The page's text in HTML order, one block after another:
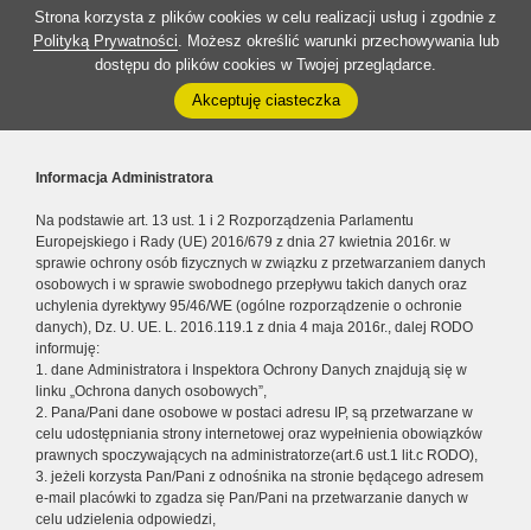
Strona korzysta z plików cookies w celu realizacji usług i zgodnie z
Polityką Prywatności. Możesz określić warunki przechowywania lub
dostępu do plików cookies w Twojej przeglądarce.
Akceptuję ciasteczka
Informacja Administratora
Na podstawie art. 13 ust. 1 i 2 Rozporządzenia Parlamentu
Europejskiego i Rady (UE) 2016/679 z dnia 27 kwietnia 2016r. w
sprawie ochrony osób fizycznych w związku z przetwarzaniem danych
osobowych i w sprawie swobodnego przepływu takich danych oraz
uchylenia dyrektywy 95/46/WE (ogólne rozporządzenie o ochronie
danych), Dz. U. UE. L. 2016.119.1 z dnia 4 maja 2016r., dalej RODO
informuję:
1. dane Administratora i Inspektora Ochrony Danych znajdują się w
linku „Ochrona danych osobowych”,
2. Pana/Pani dane osobowe w postaci adresu IP, są przetwarzane w
celu udostępniania strony internetowej oraz wypełnienia obowiązków
prawnych spoczywających na administratorze(art.6 ust.1 lit.c RODO),
3. jeżeli korzysta Pan/Pani z odnośnika na stronie będącego adresem
e-mail placówki to zgadza się Pan/Pani na przetwarzanie danych w
celu udzielenia odpowiedzi,